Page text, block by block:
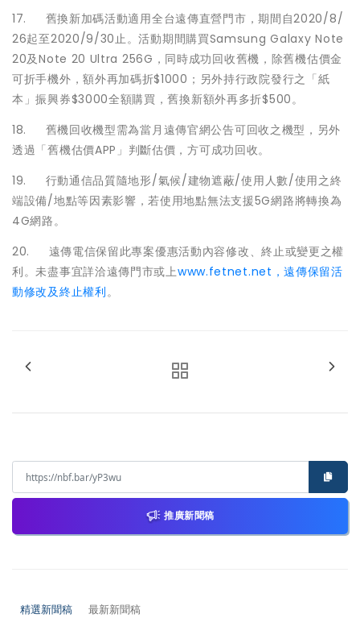
17. 舊換新加碼活動適用全台遠傳直營門市，期間自2020/8/
26起至2020/9/30止。活動期間購買Samsung Galaxy Note
20及Note 20 Ultra 256G，同時成功回收舊機，除舊機估價金
可折手機外，額外再加碼折$1000；另外持行政院發行之「紙
本」振興券$3000全額購買，舊換新額外再多折$500。
18. 舊機回收機型需為當月遠傳官網公告可回收之機型，另外
透過「舊機估價APP」判斷估價，方可成功回收。
19. 行動通信品質隨地形/氣候/建物遮蔽/使用人數/使用之終
端設備/地點等因素影響，若使用地點無法支援5G網路將轉換為
4G網路。
20. 遠傳電信保留此專案優惠活動內容修改、終止或變更之權
利。未盡事宜詳洽遠傳門市或上www.fetnet.net，遠傳保留活
動修改及終止權利。
推廣新聞稿
精選新聞稿 最新新聞稿